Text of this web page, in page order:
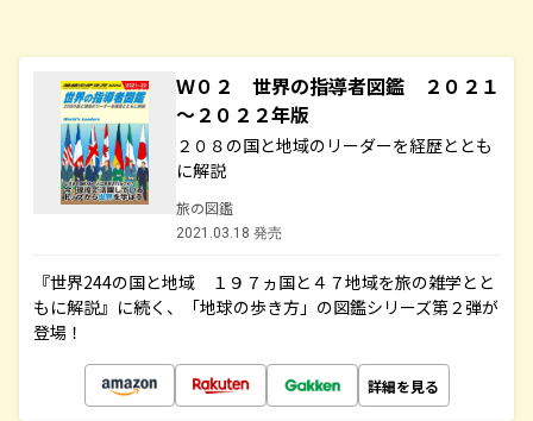
Ｗ０２ 世界の指導者図鑑 ２０２１
～２０２２年版
２０８の国と地域のリーダーを経歴ととも
に解説
旅の図鑑
2021.03.18 発売
『世界244の国と地域 １９７ヵ国と４７地域を旅の雑学とと
もに解説』に続く、「地球の歩き方」の図鑑シリーズ第２弾が
登場！
詳細を見る